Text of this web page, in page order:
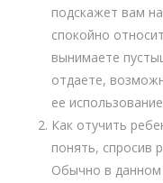
подскажет вам
спокойно
вынимаете
отдаете,
ее
Как отучить
понять, спросив
Обычно в данном